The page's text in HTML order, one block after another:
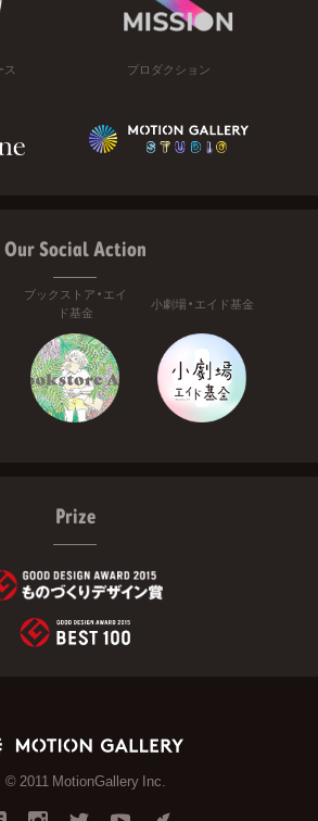
ス プロダクション
Our Social Action
ブックストア・エイ
ド基金
小劇場・エイド基金
Prize
© 2011 MotionGallery Inc.